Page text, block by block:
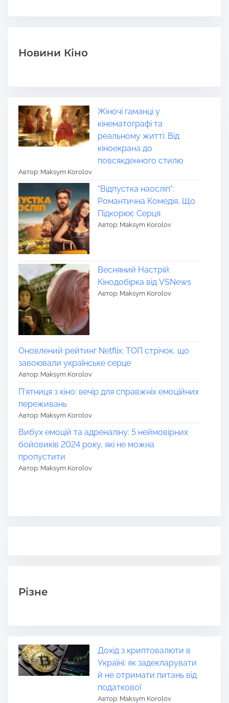
Новини Кіно
Жіночі гаманці у
кінематографі та
реальному житті: Від
кіноекрана до
повсякденного стилю
Автор: Maksym Korolov
“Відпустка наосліп”:
Романтична Комедія, Що
Підкорює Серця
Автор: Maksym Korolov
Весняний Настрій:
Кінодобірка від VSNews
Автор: Maksym Korolov
Оновлений рейтинг Netflix: ТОП стрічок, що
завоювали українське серце
Автор: Maksym Korolov
П’ятниця з кіно: вечір для справжніх емоційних
переживань
Автор: Maksym Korolov
Вибух емоцій та адреналіну: 5 неймовірних
бойовиків 2024 року, які не можна
пропустити
Автор: Maksym Korolov
Різне
Дохід з криптовалюти в
Україні: як задекларувати
й не отримати питань від
податкової
Автор: Maksym Korolov